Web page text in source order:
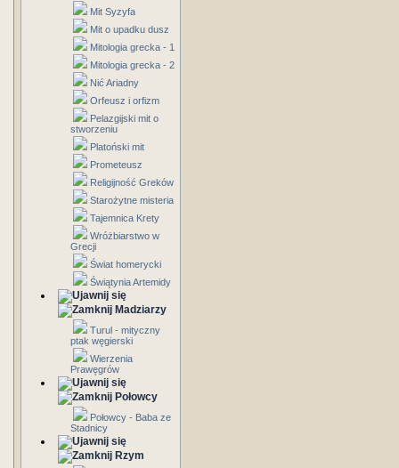
Mit Syzyfa
Mit o upadku dusz
Mitologia grecka - 1
Mitologia grecka - 2
Nić Ariadny
Orfeusz i orfizm
Pelazgijski mit o
stworzeniu
Platoński mit
Prometeusz
Religijność Greków
Starożytne misteria
Tajemnica Krety
Wróżbiarstwo w
Grecji
Świat homerycki
Świątynia Artemidy
Madziarzy
Turul - mityczny
ptak węgierski
Wierzenia
Prawęgrów
Połowcy
Połowcy - Baba ze
Stadnicy
Rzym